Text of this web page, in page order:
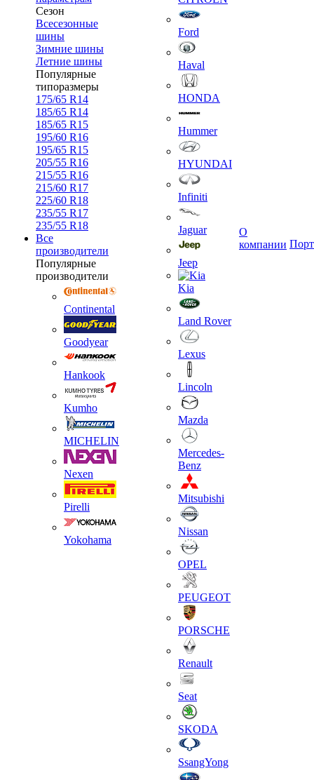
Сезон
Всесезонные
шины
Зимние шины
Летние шины
Популярные
типоразмеры
175/65 R14
185/65 R14
185/65 R15
195/60 R16
195/65 R15
205/55 R16
215/55 R16
215/60 R17
225/60 R18
235/55 R17
235/55 R18
Все
производители
Популярные
производители
Continental
Goodyear
Hankook
Kumho
MICHELIN
Nexen
Pirelli
Yokohama
Ford
Haval
HONDA
Hummer
HYUNDAI
Infiniti
Jaguar
Jeep
Kia
Land Rover
Lexus
Lincoln
Mazda
Mercedes-
Benz
Mitsubishi
Nissan
OPEL
PEUGEOT
PORSCHE
Renault
Seat
SKODA
SsangYong
О
компании